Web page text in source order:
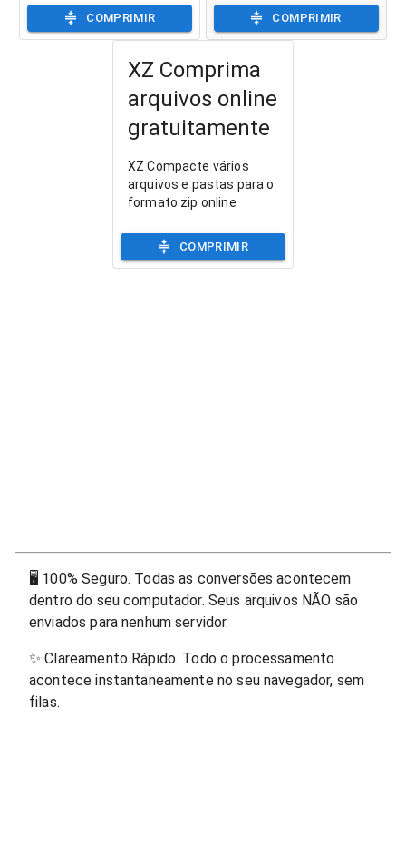
COMPRIMIR COMPRIMIR
XZ Comprima
arquivos online
gratuitamente
XZ Compacte vários
arquivos e pastas para o
formato zip online
COMPRIMIR
🖥 100% Seguro. Todas as conversões acontecem
dentro do seu computador. Seus arquivos NÃO são
enviados para nenhum servidor.
✨Clareamento Rápido. Todo o processamento
acontece instantaneamente no seu navegador, sem
filas.